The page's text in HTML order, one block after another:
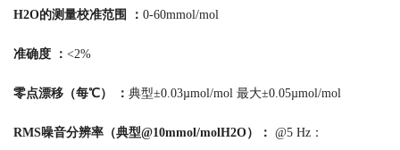
H2O的测量校准范围 ： 0-60mmol/mol
准确度 ： <2%
零点漂移（每℃） ： 典型±0.03µmol/mol 最大±0.05µmol/mol
RMS噪音分辨率（典型@10mmol/molH2O）： @5 Hz：